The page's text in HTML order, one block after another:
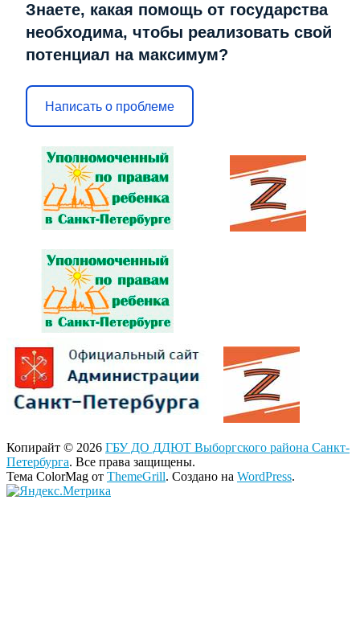
Знаете, какая помощь от государства
необходима, чтобы реализовать свой
потенциал на максимум?
Написать о проблеме
Копирайт © 2026 ГБУ ДО ДДЮТ Выборгского района Санкт-
Петербурга. Все права защищены.
Тема ColorMag от ThemeGrill. Создано на WordPress.